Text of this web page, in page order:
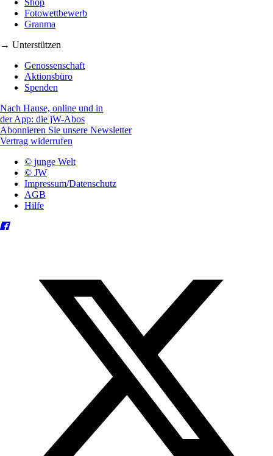
Shop
Fotowettbewerb
Granma
→ Unterstützen
Genossenschaft
Aktionsbüro
Spenden
Nach Hause, online und in
der App: die jW-Abos
Abonnieren Sie unsere Newsletter
Vertrag widerrufen
© junge Welt
© JW
Impressum/Datenschutz
AGB
Hilfe